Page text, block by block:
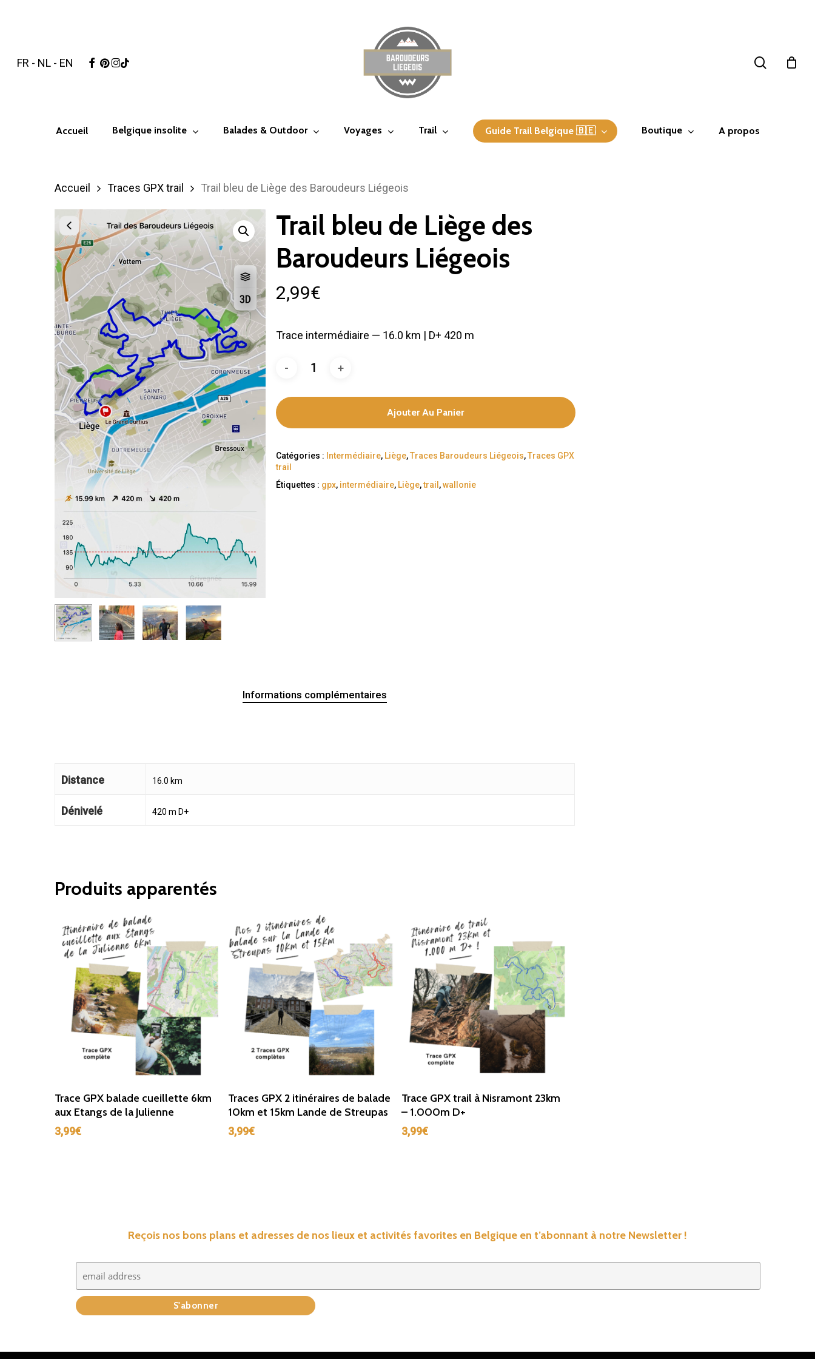
content
FR - NL - EN facebook
pinterest
instagram
tiktok
Accueil Belgique insolite Balades & Outdoor Voyages Trail Guide Trail Belgique 🇧🇪 Boutique A propos
Accueil Traces GPX trail Trail bleu de Liège des Baroudeurs Liégeois
Trail bleu de Liège des
Baroudeurs Liégeois
2,99€
Trace intermédiaire — 16.0 km | D+ 420 m
Ajouter Au Panier
Catégories : Intermédiaire, Liège,Traces Baroudeurs Liégeois,Traces GPX
trail
Étiquettes : gpx, intermédiaire, Liège,trail ,wallonie
Informations complémentaires
Distance 16.0 km
Dénivelé 420 m D+
Produits apparentés
Ajouter Au Panier
Trace GPX balade cueillette 6km
aux Etangs de la Julienne
3,99€
Ajouter Au Panier
Traces GPX 2 itinéraires de balade
10km et 15km Lande de Streupas
3,99€
Ajouter Au Panier
Trace GPX trail à Nisramont 23km
– 1.000m D+
3,99€
Reçois nos bons plans et adresses de nos lieux et activités favorites en Belgique en t’abonnant à notre Newsletter !